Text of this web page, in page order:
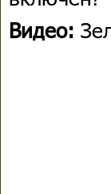
Видео: